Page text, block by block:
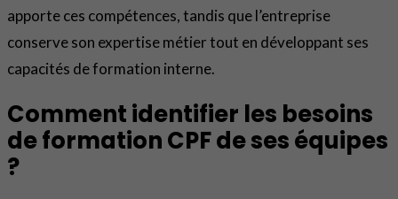
apporte ces compétences, tandis que l’entreprise
conserve son expertise métier tout en développant ses
capacités de formation interne.
Comment identifier les besoins
de formation CPF de ses équipes
?